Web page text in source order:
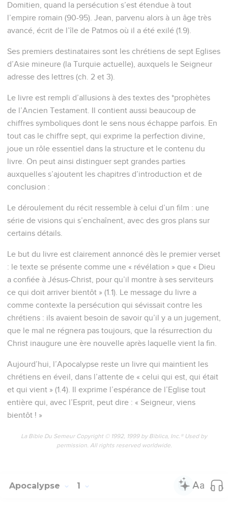
Domitien, quand la persécution s’est étendue à tout
l’empire romain (90-95). Jean, parvenu alors à un âge très
avancé, écrit de l’île de Patmos où il a été exilé (1.9).
Ses premiers destinataires sont les chrétiens de sept Eglises
d’Asie mineure (la Turquie actuelle), auxquels le Seigneur
adresse des lettres (ch. 2 et 3).
Le livre est rempli d’allusions à des textes des *prophètes
de l’Ancien Testament. Il contient aussi beaucoup de
chiffres symboliques dont le sens nous échappe parfois. En
tout cas le chiffre sept, qui exprime la perfection divine,
joue un rôle essentiel dans la structure et le contenu du
livre. On peut ainsi distinguer sept grandes parties
auxquelles s’ajoutent les chapitres d’introduction et de
conclusion :
Le déroulement du récit ressemble à celui d’un film : une
série de visions qui s’enchaînent, avec des gros plans sur
certains détails.
Le but du livre est clairement annoncé dès le premier verset
: le texte se présente comme une « révélation » que « Dieu
a confiée à Jésus-Christ, pour qu’il montre à ses serviteurs
ce qui doit arriver bientôt » (1.1). Le message du livre a
comme contexte la persécution qui sévissait contre les
chrétiens : ils avaient besoin de savoir qu’il y a un jugement,
que le mal ne régnera pas toujours, que la résurrection du
Christ inaugure une ère nouvelle après laquelle vient la fin.
Aujourd’hui, l’Apocalypse reste un livre qui maintient les
chrétiens en éveil, dans l’attente de « celui qui est, qui était
et qui vient » (1.4). Il exprime l’espérance de l’Eglise tout
entière qui, avec l’Esprit, peut dire : « Seigneur, viens
bientôt ! »
La Bible Du Semeur Copyright © 1992, 1999 by Biblica, Inc.® Used by
permission. All rights reserved worldwide.
Apocalypse 1